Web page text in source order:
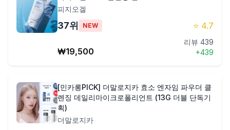
피지오겔
37위 NEW ⭐ 4.7
₩19,500
리뷰 439
+439
[민카롱PICK] 더말로지카 효소 엔자임 파우더 클
렌징 데일리마이크로폴리언트 (13G 더블 단독기
획)
더말로지카